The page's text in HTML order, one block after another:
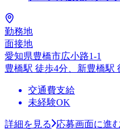
勤務地
面接地
愛知県豊橋市広小路1-1
豊橋駅 徒歩4分、新豊橋駅
交通費支給
未経験OK
詳細を見る 応募画面に進